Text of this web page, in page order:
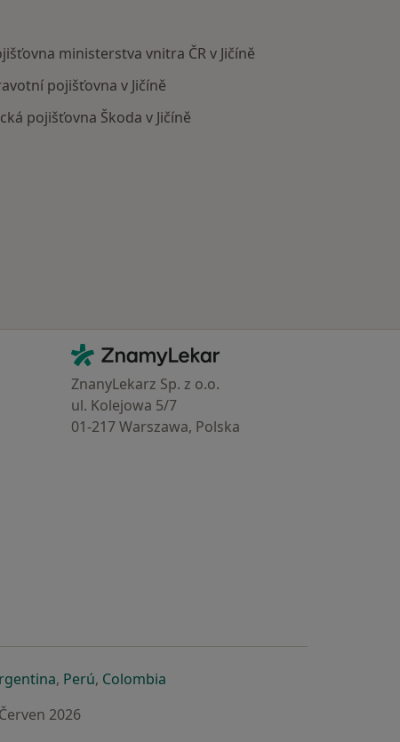
ministerstva vnitra ČR v Jičíně
pojišťovna v Jičíně
pojišťovna Škoda v Jičíně
Kontakt
ZnamyLekar - Hlavní stránka
ZnanyLekarz Sp. z o.o.
ul. Kolejowa 5/7
01-217 Warszawa, Polska
záložce
nové záložce
v nové záložce
se otevře v nové záložce
, Perúse otevře v nové záložce
, Colombiase otevře v nové záložce
2026